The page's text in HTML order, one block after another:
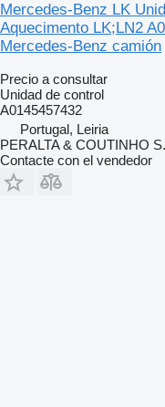
Mercedes-Benz LK
Aquecimento LK;LN2
Mercedes-Benz camión
Precio a consultar
Unidad de control
A0145457432
Portugal, Leiria
PERALTA & COUTINHO
Contacte con el vendedor